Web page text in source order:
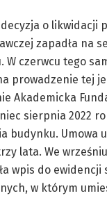
o likwidacji
zapadła na
W czerwcu tego
prowadzenie tej
Akademicka
sierpnia 2022
budynku. Umowa
lata. We
wpis do ewidencji
w którym